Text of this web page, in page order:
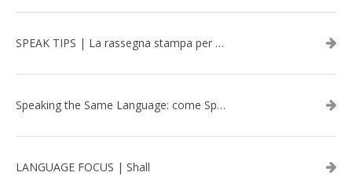
SPEAK TIPS | La rassegna stampa per migliorare l’inglese - febbraio 2026
Speaking the Same Language: come Speak aiuta a rafforzare i team attraverso il Team Building in inglese
LANGUAGE FOCUS | Shall